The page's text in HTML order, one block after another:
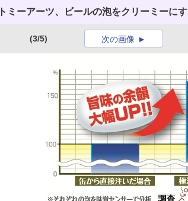
ミーアーツ、ビールの泡をクリーミーに
(3/5) 次の画像